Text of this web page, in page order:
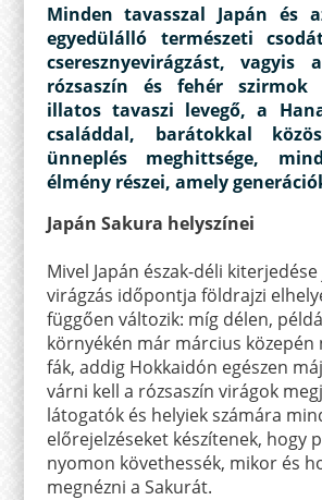
Minden tavasszal Japán és
egyedülálló természeti
cseresznyevirágzást,
rózsaszín és fehér szirmok
illatos tavaszi levegő, a
családdal, barátokkal
ünneplés meghittsége,
élmény részei, amely
Japán Sakura helyszínei
Mivel Japán észak-déli
virágzás időpontja földrajzi
függően változik: míg délen,
környékén már március közepén
fák, addig Hokkaidón egészen
várni kell a rózsaszín virágok
látogatók és helyiek számára
előrejelzéseket készítenek, hogy
nyomon követhessék, mikor és
megnézni a Sakurát.